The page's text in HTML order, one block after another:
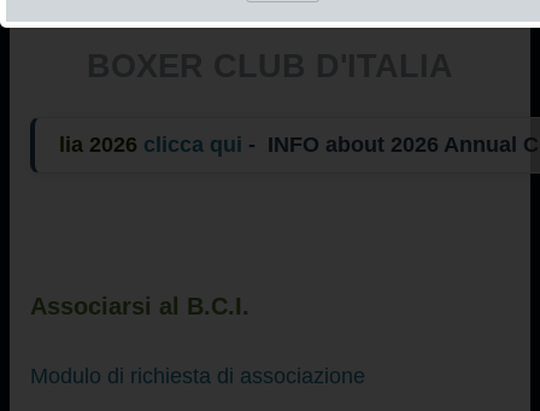
a 2026 clicca qui- INFO about 2026 Annual
Associarsi al B.C.I.
Modulo di richiesta di associazione